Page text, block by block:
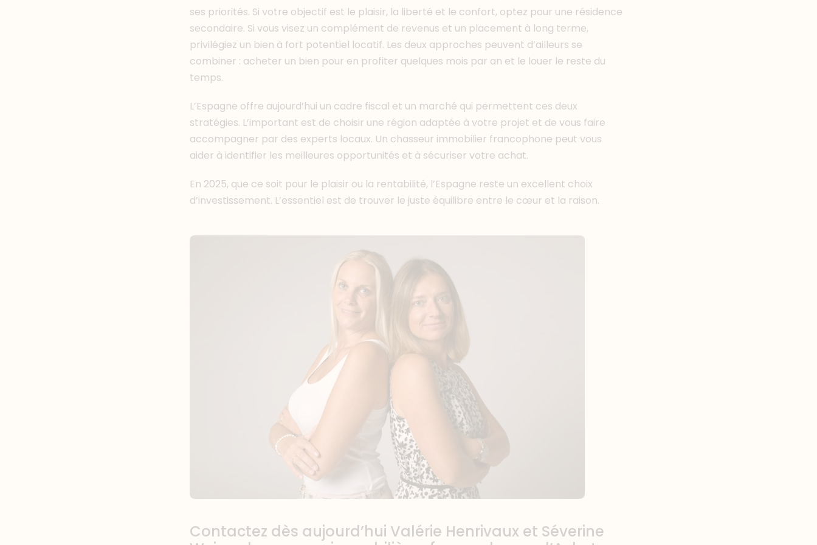
ses priorités. Si votre objectif est le plaisir, la liberté et le confort, optez pour une résidence
secondaire. Si vous visez un complément de revenus et un placement à long terme,
privilégiez un bien à fort potentiel locatif. Les deux approches peuvent d’ailleurs se
combiner : acheter un bien pour en profiter quelques mois par an et le louer le reste du
temps.
L’Espagne offre aujourd’hui un cadre fiscal et un marché qui permettent ces deux
stratégies. L’important est de choisir une région adaptée à votre projet et de vous faire
accompagner par des experts locaux. Un chasseur immobilier francophone peut vous
aider à identifier les meilleures opportunités et à sécuriser votre achat.
En 2025, que ce soit pour le plaisir ou la rentabilité, l’Espagne reste un excellent choix
d’investissement. L’essentiel est de trouver le juste équilibre entre le cœur et la raison.
Contactez dès aujourd’hui Valérie Henrivaux et Séverine